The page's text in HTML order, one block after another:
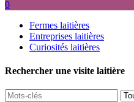
0
Fermes laitières
Entreprises laitières
Curiosités laitières
Rechercher une visite laitière